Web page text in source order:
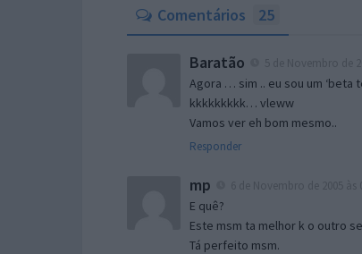
Comentários 25
Baratão
Agora … sim .. eu sou um ‘beta
kkkkkkkkk… vleww
Vamos ver eh bom mesmo..
Responder
mp
E quê?
Este msm ta melhor k o outro
Tá perfeito msm.